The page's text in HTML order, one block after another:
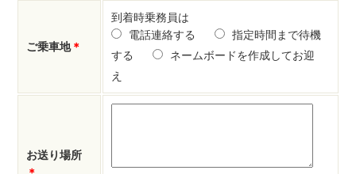
ご乗車地＊
到着時乗務員は
電話連絡する
指定時間まで待機
する
ネームボードを作成してお迎
え
お送り場所